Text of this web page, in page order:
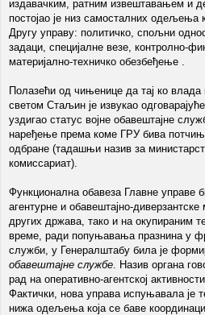
издавачким, ратним извештавањем и
постојао је низ самосталних одељења
Другу управу: политичко, спољни
задаци, специјалне везе, контролно-
материјално-техничко обезбеђење .
Полазећи од чињенице да тај ко
светом Стаљин је извукао
уздигао статус војне обавештајне
наређење према коме ГРУ бива
одбране (тадашњи назив за
комиссариат).
Функционална обавеза Главне управе
агентурне и обавештајно-
других држава, тако и на окупираним
време, ради попуњавања празнина у
служби, у Генералштабу била је
обавештајне службе. Назив органа
рад на оперативно-агентској
Фактички, нова управа испуњавала је
нижа одељења која се баве